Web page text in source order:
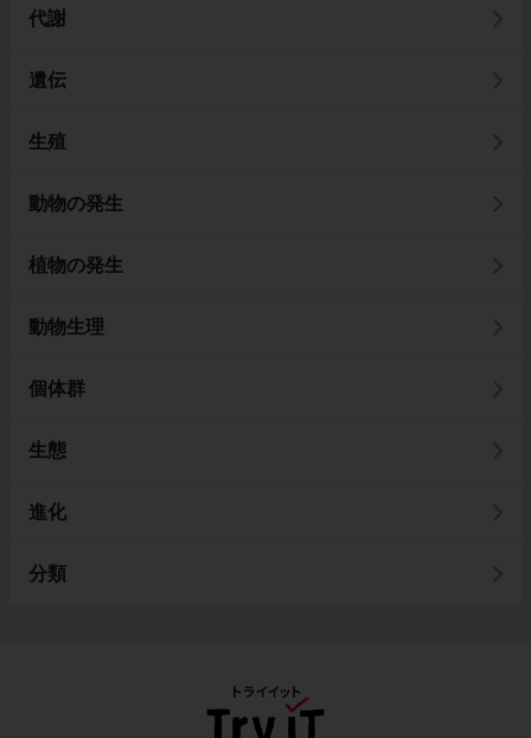
代謝
遺伝
生殖
動物の発生
植物の発生
動物生理
個体群
生態
進化
分類